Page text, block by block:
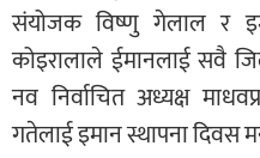
संयोजक विष्णु गेलाल र
कोइरालाले ईमानलाई सवै
नव निर्वाचित अध्यक्ष
गतेलाई इमान स्थापना दिवस